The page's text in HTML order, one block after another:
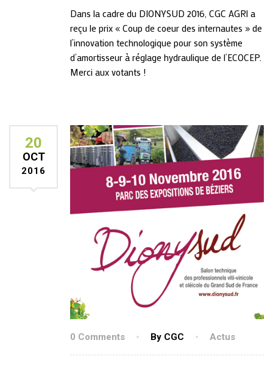
Dans la cadre du DIONYSUD 2016, CGC AGRI a
reçu le prix « Coup de coeur des internautes » de
l’innovation technologique pour son système
d’amortisseur à réglage hydraulique de l’ECOCEP.
Merci aux votants !
20
OCT
2016
0 Comments By CGC Actus